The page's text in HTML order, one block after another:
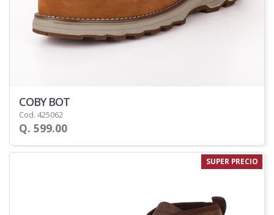
COBY BOT
Cod. 425062
Q. 599.00
SUPER PRECIO